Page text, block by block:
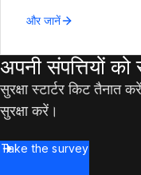
और जानें
अपनी संपत्तियों
सुरक्षा स्टार्टर किट
सुरक्षा करें।
Take the survey